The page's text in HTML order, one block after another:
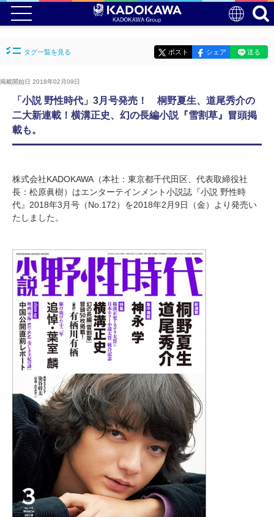
タグ一覧を見る ポスト シェア 送る
掲載開始日 2018年02月09日
「小説 野性時代」3月号発売！ 桐野夏生、道尾秀介の
二大新連載！横溝正史、幻の長編小説『雪割草』冒頭掲
載も。
株式会社KADOKAWA（本社：東京都千代田区、代表取締役社
長：松原眞樹）はエンターテインメント小説誌『小説 野性時
代』2018年3月号（No.172）を2018年2月9日（金）より発売い
たしました。